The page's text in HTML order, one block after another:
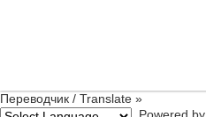
Переводчик / Translate »